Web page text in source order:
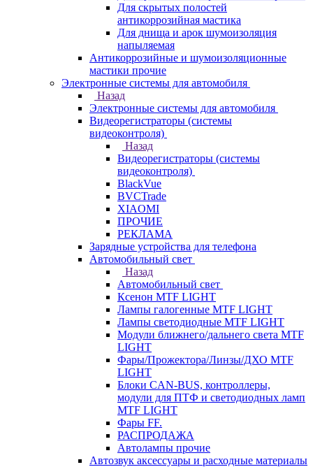
Для скрытых полостей
антикоррозийная мастика
Для днища и арок шумоизоляция
напыляемая
Антикоррозийные и шумоизоляционные
мастики прочие
Электронные системы для автомобиля
Назад
Электронные системы для автомобиля
Видеорегистраторы (системы
видеоконтроля)
Назад
Видеорегистраторы (системы
видеоконтроля)
BlackVue
BVCTrade
XIAOMI
ПРОЧИЕ
РЕКЛАМА
Зарядные устройства для телефона
Автомобильный свет
Назад
Автомобильный свет
Ксенон MTF LIGHT
Лампы галогенные MTF LIGHT
Лампы светодиодные MTF LIGHT
Модули ближнего/дальнего света MTF
LIGHT
Фары/Прожектора/Линзы/ДХО MTF
LIGHT
Блоки CAN-BUS, контроллеры,
модули для ПТФ и светодиодных ламп
MTF LIGHT
Фары FF.
РАСПРОДАЖА
Автолампы прочие
Автозвук аксессуары и расходные материалы